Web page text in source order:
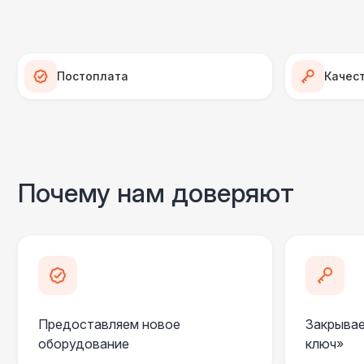
Постоплата
Почему нам доверяют
Предоставляем новое
оборудование
ключ»